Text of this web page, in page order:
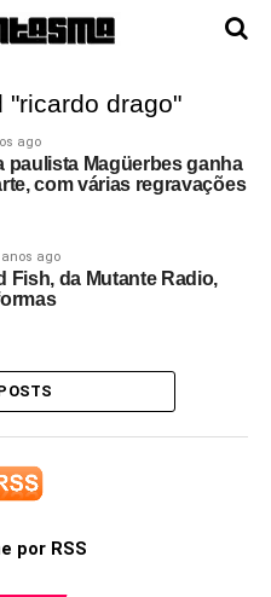
"ricardo drago"
ago
paulista Magüerbes ganha
com várias regravações
anos ago
Fish, da Mutante Radio,
por RSS